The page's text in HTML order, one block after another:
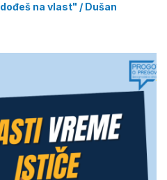
na vlast" / Dušan